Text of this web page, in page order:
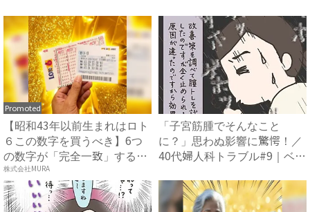
Promoted
【昭和43年以前生まれはロト
６この数字を買うべき】6つ
の数字が「完全一致」する
方...
株式会社MURA
「子宮筋腫でそんなこと
に？」思わぬ影響に驚愕！／
40代婦人科トラブル#9｜ベビ